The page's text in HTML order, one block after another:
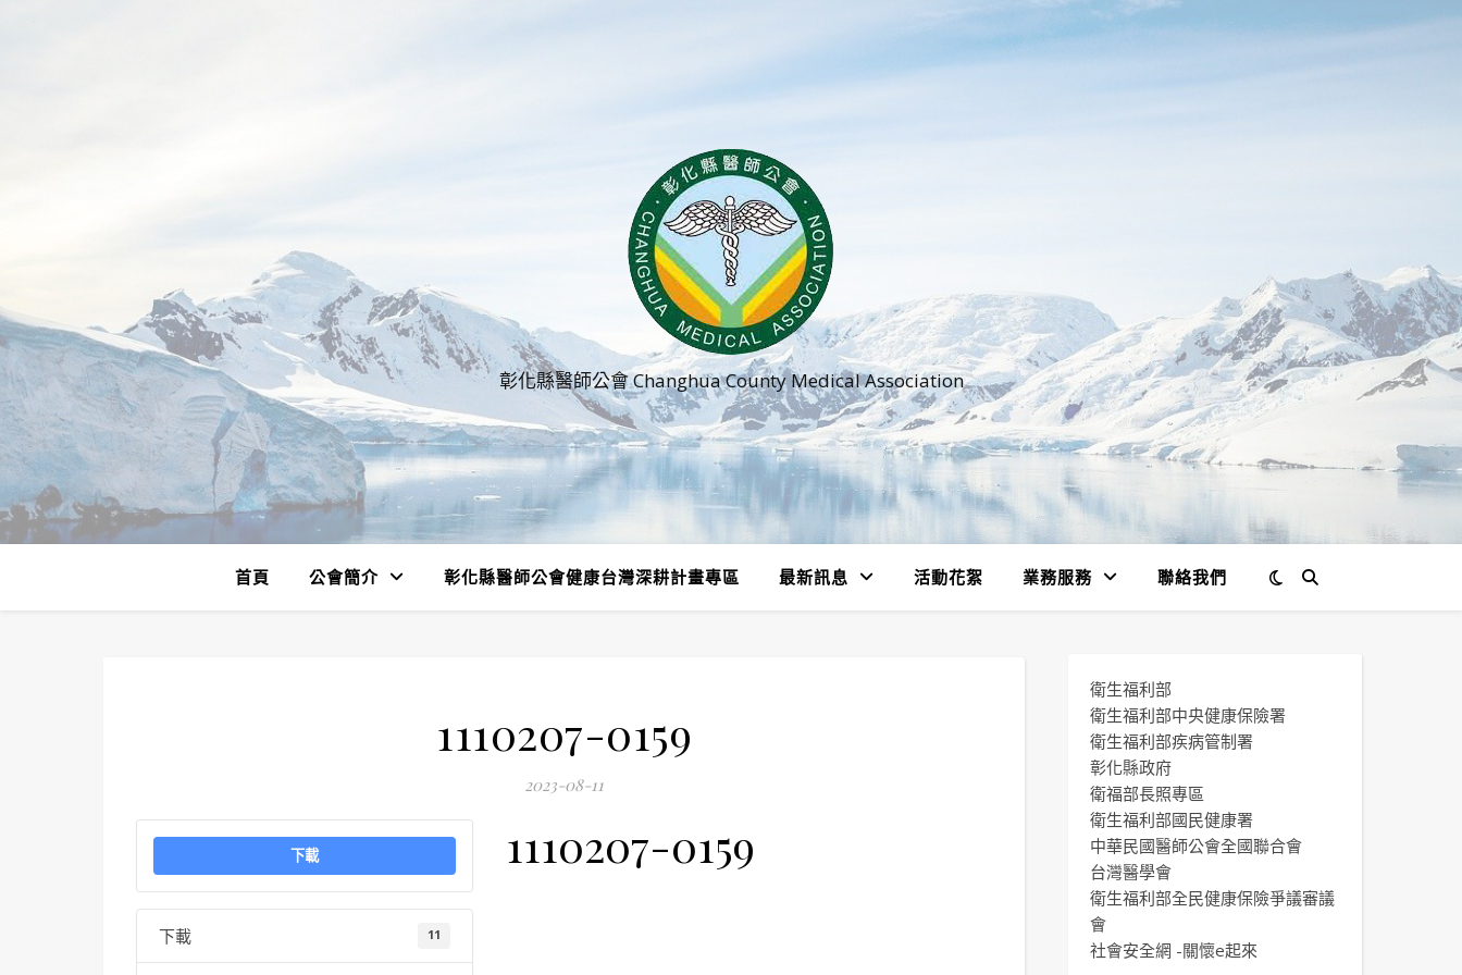
彰化縣醫師公會 Changhua County Medical Association
首頁 公會簡介 彰化縣醫師公會健康台灣深耕計畫專區 最新訊息 活動花絮 業務服務 聯絡我們
1110207-0159
2023-08-11
下載
下載 11
1110207-0159
衛生福利部
衛生福利部中央健康保險署
衛生福利部疾病管制署
彰化縣政府
衛福部長照專區
衛生福利部國民健康署
中華民國醫師公會全國聯合會
台灣醫學會
衛生福利部全民健康保險爭議審議
會
社會安全網 -關懷e起來